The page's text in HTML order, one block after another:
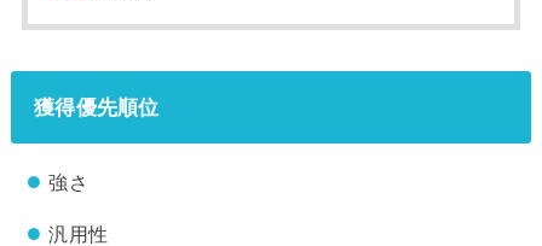
獲得優先順位
強さ
汎用性